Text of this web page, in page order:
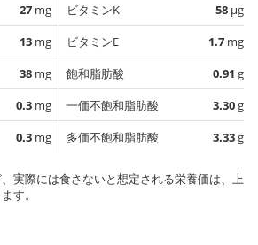
27 mg
13 mg
38 mg
0.3 mg
0.3 mg
ビタミンK
58 µg
ビタミンE
1.7 mg
飽和脂肪酸
0.91 g
一価不飽和脂肪酸
3.30g
多価不飽和脂肪酸
3.33g
実際には食さないと想定される栄養価は、上
す。